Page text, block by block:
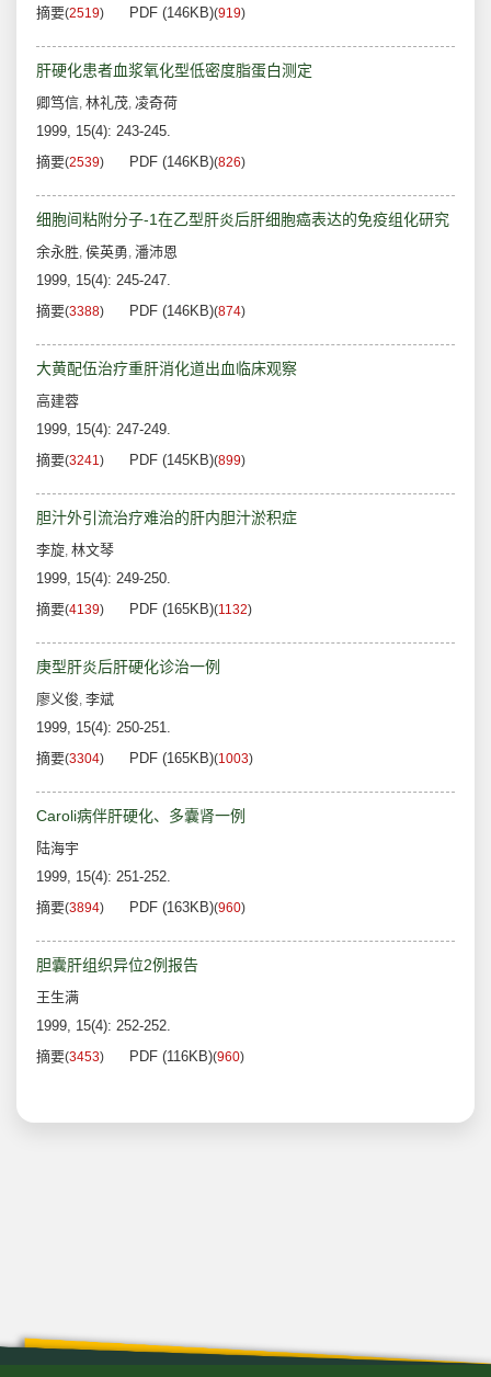
摘要(2519) PDF (146KB)(919)
肝硬化患者血浆氧化型低密度脂蛋白测定
卿笃信, 林礼茂, 凌奇荷
1999, 15(4): 243-245.
摘要(2539) PDF (146KB)(826)
细胞间粘附分子-1在乙型肝炎后肝细胞癌表达的免疫组化研究
余永胜, 侯英勇, 潘沛恩
1999, 15(4): 245-247.
摘要(3388) PDF (146KB)(874)
大黄配伍治疗重肝消化道出血临床观察
高建蓉
1999, 15(4): 247-249.
摘要(3241) PDF (145KB)(899)
胆汁外引流治疗难治的肝内胆汁淤积症
李旋, 林文琴
1999, 15(4): 249-250.
摘要(4139) PDF (165KB)(1132)
庚型肝炎后肝硬化诊治一例
廖义俊, 李斌
1999, 15(4): 250-251.
摘要(3304) PDF (165KB)(1003)
Caroli病伴肝硬化、多囊肾一例
陆海宇
1999, 15(4): 251-252.
摘要(3894) PDF (163KB)(960)
胆囊肝组织异位2例报告
王生满
1999, 15(4): 252-252.
摘要(3453) PDF (116KB)(960)